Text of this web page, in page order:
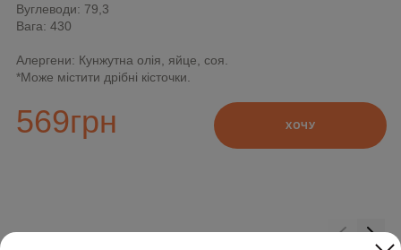
Вуглеводи: 79,3
Вага: 430
Алергени: Кунжутна олія, яйце, соя.
*Може містити дрібні кісточки.
569грн ХОЧУ